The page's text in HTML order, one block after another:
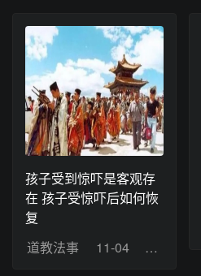
孩子受到惊吓是客观存
在 孩子受惊吓后如何恢
复
道教法事
11-04 浏览：10